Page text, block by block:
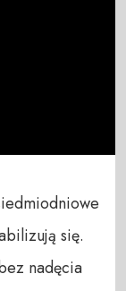
się.
nadęcia